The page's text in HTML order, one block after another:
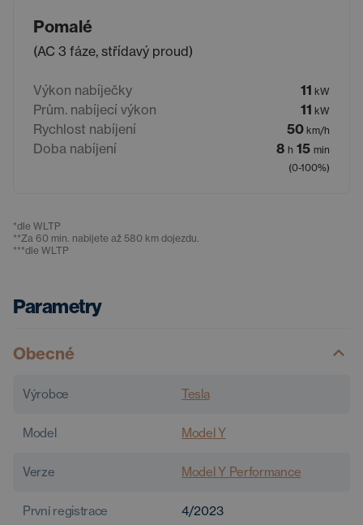
Pomalé
(AC 3 fáze, střídavý proud)
Výkon nabíječky 11 kW
Prům. nabíjecí výkon 11 kW
Rychlost nabíjení 50 km/h
Doba nabíjení 8 h 15 min
(0-100%)
*dle WLTP
**Za 60 min. nabijete až 580 km dojezdu.
***dle WLTP
Parametry
Obecné
Výrobce Tesla
Model Model Y
Verze Model Y Performance
První registrace 4/2023